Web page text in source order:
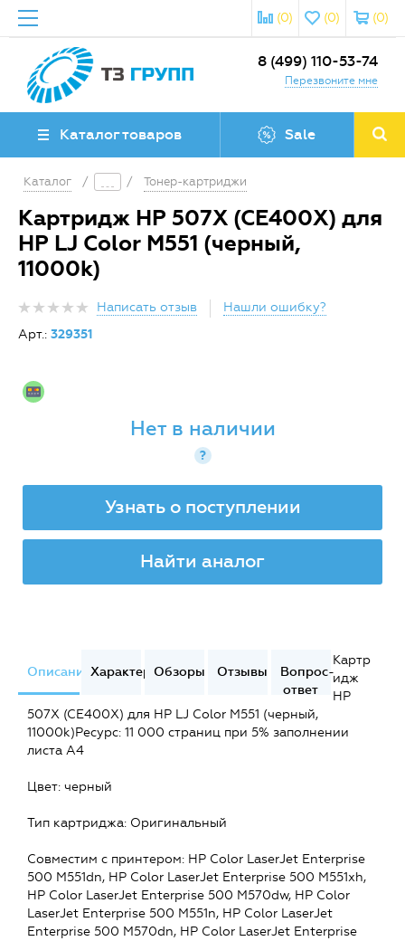
(0)
(0)
(0)
8 (499) 110-53-74
Перезвоните мне
Каталог товаров Sale
Каталог / / Тонер-картриджи
Картридж HP 507X (CE400X) для
HP LJ Color M551 (черный,
11000k)
Написать отзыв
Нашли ошибку?
Арт.: 329351
Нет в наличии
?
Узнать о поступлении
Найти аналог
ОписаниеХарактеристики
Обзоры Отзывы
Вопрос-
ответ
Картр
идж
HP
507X (CE400X) для HP LJ Color M551 (черный,
11000k)Ресурс: 11 000 страниц при 5% заполнении
листа A4
Цвет: черный
Тип картриджа: Оригинальный
Совместим с принтером: HP Color LaserJet Enterprise
500 M551dn, HP Color LaserJet Enterprise 500 M551xh,
HP Color LaserJet Enterprise 500 M570dw, HP Color
LaserJet Enterprise 500 M551n, HP Color LaserJet
Enterprise 500 M570dn, HP Color LaserJet Enterprise